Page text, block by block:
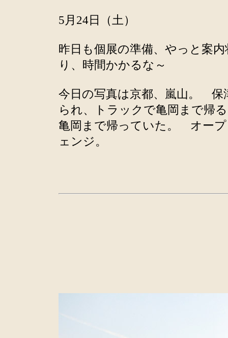
5月24日（土）
昨日も個展の準備、やっと案
り、時間かかるな～
今日の写真は京都、嵐山。 保
られ、トラックで亀岡まで帰
亀岡まで帰っていた。 オープ
ェンジ。